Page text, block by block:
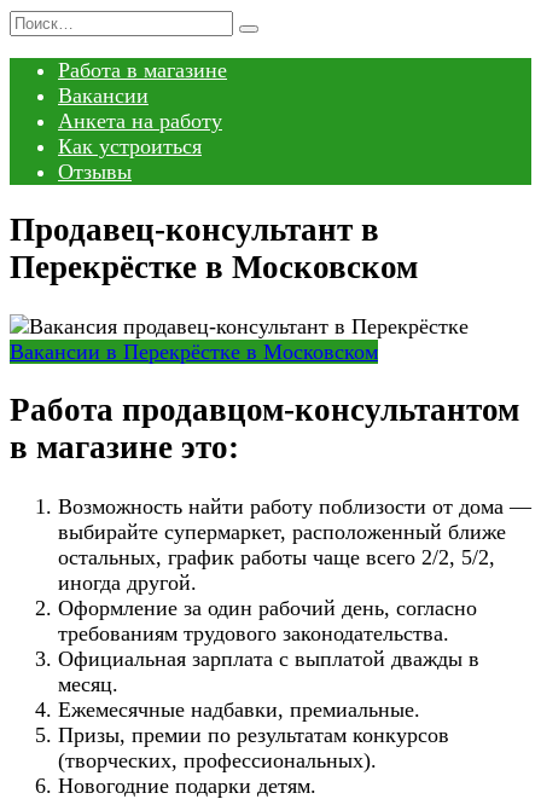
Перейти
содержанию
Search
Работа в магазине
Вакансии
Анкета на работу
Как устроиться
Отзывы
Продавец-консультант в
Перекрёстке в Московском
Вакансии в Перекрёстке в Московском
Работа продавцом-консультантом
в магазине это:
Возможность найти работу поблизости от дома —
выбирайте супермаркет, расположенный ближе
остальных, график работы чаще всего 2/2, 5/2,
иногда другой.
Оформление за один рабочий день, согласно
требованиям трудового законодательства.
Официальная зарплата с выплатой дважды в
месяц.
Ежемесячные надбавки, премиальные.
Призы, премии по результатам конкурсов
(творческих, профессиональных).
Новогодние подарки детям.